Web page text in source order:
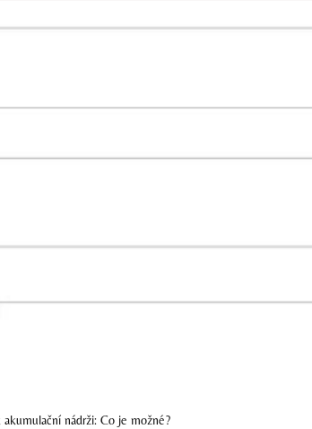
nádrži: Co je možné?